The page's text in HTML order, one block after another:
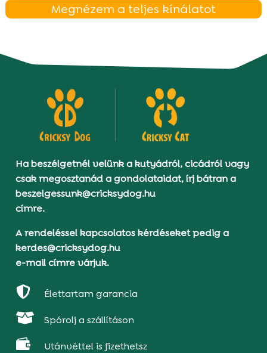
Megnézem a teljes kínálatot
Ha beszélgetnél velünk a kutyádról, cicádról vagy
csak megosztanád a gondolataidat, írj bátran a
beszelgessunk@cricksydog.hu
címre.
A rendeléssel kapcsolatos kérdéseket pedig a
kerdes@cricksydog.hu
e-mail címre várjuk.
 Élettartam garancia
 Spórolj a szállításon
 Utánvéttel is fizethetsz